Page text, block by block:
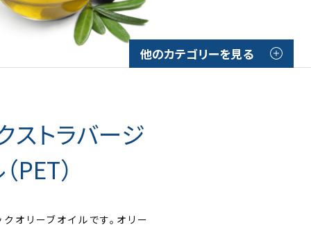
他のカテゴリーを見る
ストラバージ
PET）
オリーブオイルです。オリー